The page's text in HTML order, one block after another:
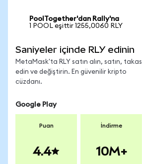
PoolTogether'dan Rally'na
1 POOL eşittir 1255,0060 RLY
Saniyeler içinde RLY edinin
MetaMask'ta RLY satın alın, satın, takas
edin ve değiştirin. En güvenilir kripto
cüzdanı.
Google Play
Puan
4.4
İndirme
10M+